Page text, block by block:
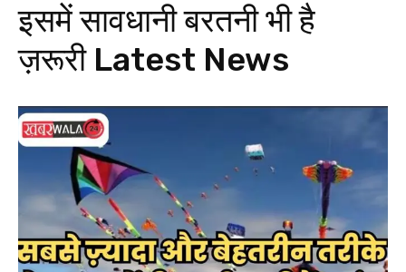
इसमें सावधानी बरतनी भी है
ज़रूरीLatest News